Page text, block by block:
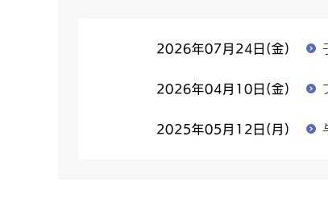
2026年07月24日(金)
2026年04月10日(金)
2025年05月12日(月)